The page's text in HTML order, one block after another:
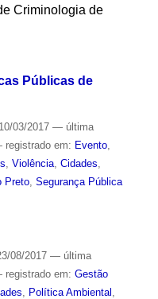
Criminologia de
Públicas de
03/2017 — última
em: Evento,
Violência, Cidades
Preto, Segurança Pública
08/2017 — última
em: Gestão
Política Ambiental